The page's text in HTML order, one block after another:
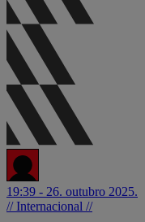
19:39 - 26. outubro 2025.
// Internacional //